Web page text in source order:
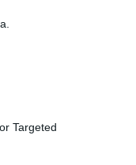
Targeted
[…]
11 órára